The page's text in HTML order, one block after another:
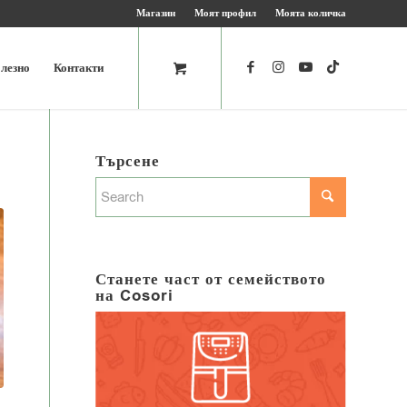
Магазин Моят профил Моята количка
Контакти
Търсене
Станете част от семейството
на Cosori